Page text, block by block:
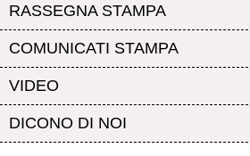
RASSEGNA STAMPA
COMUNICATI STAMPA
VIDEO
DICONO DI NOI